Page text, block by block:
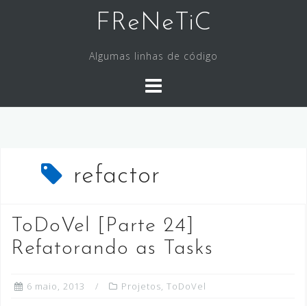
FReNeTiC
Algumas linhas de código
refactor
ToDoVel [Parte 24]
Refatorando as Tasks
6 maio, 2013 Projetos, ToDoVel